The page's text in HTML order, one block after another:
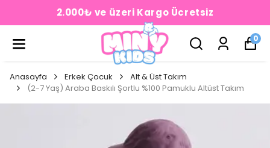
2.000₺ ve üzeri Kargo Ücretsiz
0
Anasayfa Erkek Çocuk
Alt & Üst Takım
(2-7 Yaş) Araba Baskılı Şortlu %100 Pamuklu Altüst Takım